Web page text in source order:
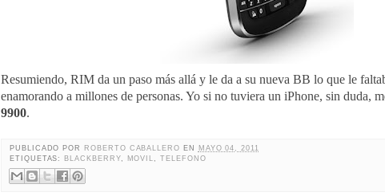
Resumiendo, RIM da un paso más allá y le da a su nueva BB lo que le
enamorando a millones de personas. Yo si no tuviera un iPhone, sin duda,
9900.
PUBLICADO POR ROBERTO CABALLERO EN
MAYO 04, 2011
ETIQUETAS: BLACKBERRY, MOVIL,TELEFONO